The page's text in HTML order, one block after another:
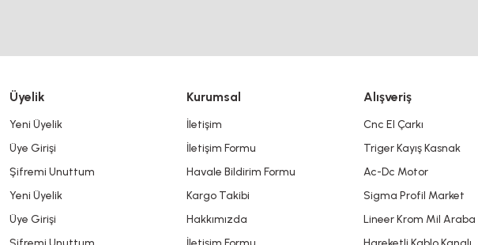
Üyelik
Yeni Üyelik
Üye Girişi
Şifremi Unuttum
Yeni Üyelik
Üye Girişi
Kurumsal
İletişim
İletişim Formu
Havale Bildirim Formu
Kargo Takibi
Hakkımızda
Alışveriş
Cnc El Çarkı
Triger Kayış Kasnak
Ac-Dc Motor
Sigma Profil Market
Lineer Krom Mil Araba